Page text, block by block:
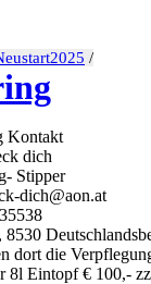
/
Kontakt
dich
Stipper
dich@aon.at
8530
dort die
8l Eintopf € 100,-